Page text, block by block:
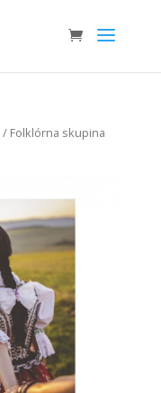
/ Folklórna skupina